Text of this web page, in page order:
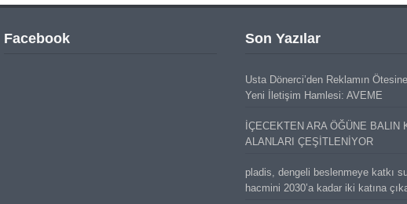
Facebook Son Yazılar
Usta Dönerci’den Reklamın
Yeni İletişim Hamlesi: AVEME
İÇECEKTEN ARA ÖĞÜNE BALIN
ALANLARI ÇEŞİTLENİYOR
pladis, dengeli beslenmeye katkı
hacmini 2030’a kadar iki katına